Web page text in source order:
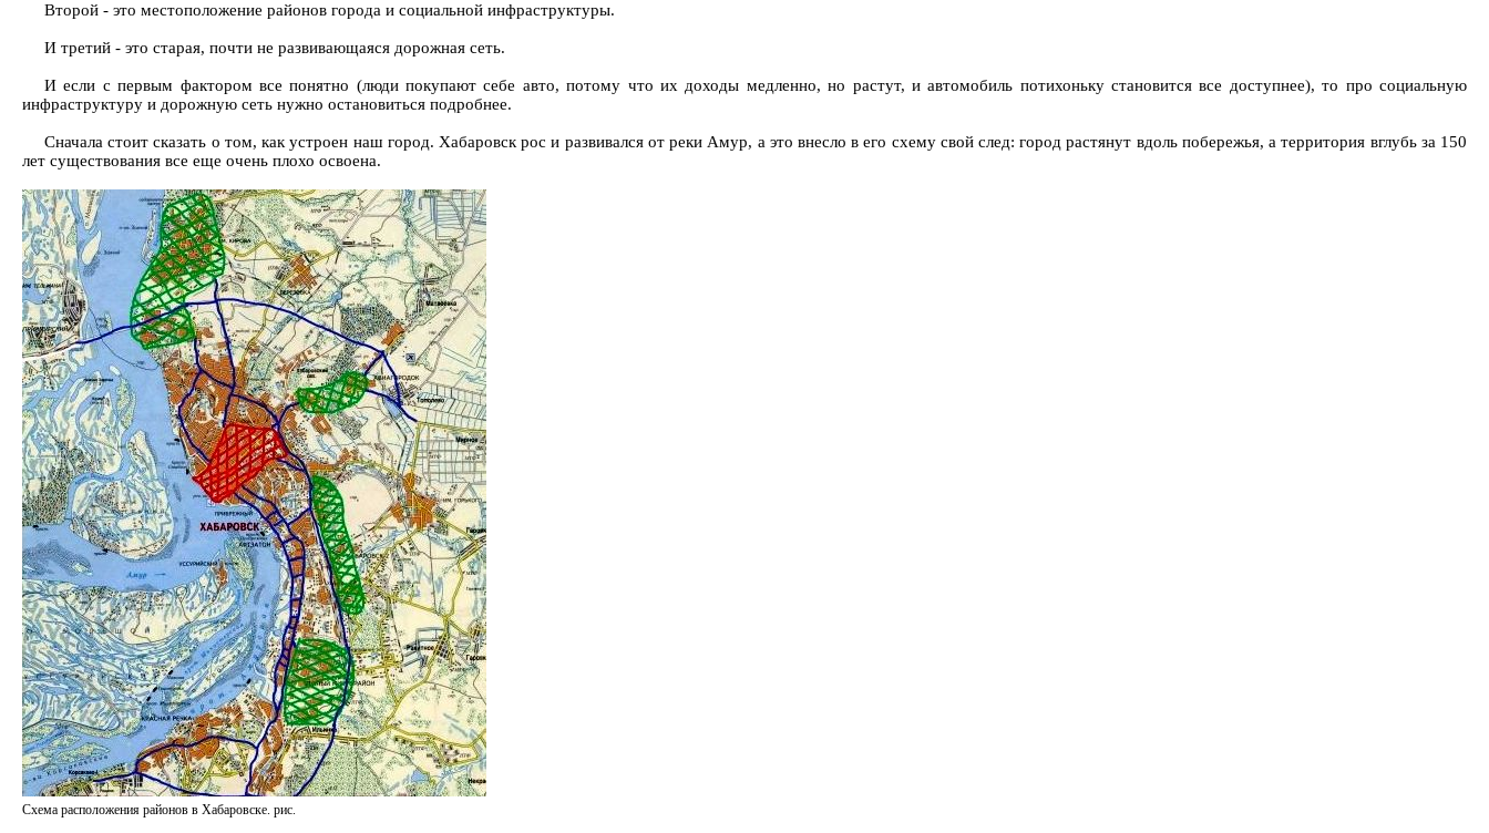
Второй - это местоположение районов города и социальной инфраструктуры.
И третий - это старая, почти не развивающаяся дорожная сеть.
И если с первым фактором все понятно (люди покупают себе авто, потому что их доходы медленно, но растут, и автомобиль потихоньку становится все доступнее), то про социальную
инфраструктуру и дорожную сеть нужно остановиться подробнее.
Сначала стоит сказать о том, как устроен наш город. Хабаровск рос и развивался от реки Амур, а это внесло в его схему свой след: город растянут вдоль побережья, а территория вглубь за 150
лет существования все еще очень плохо освоена.
Схема расположения районов в Хабаровске. рис.